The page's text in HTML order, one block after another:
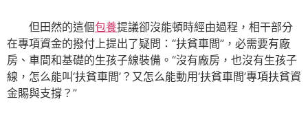
但田然的這個包養提議卻沒能頓時經由過程，相干部分
在專項資金的撥付上提出了疑問：“扶貧車間”，必需要有廠
房、車間和基礎的生孩子線裝備。“沒有廠房，也沒有生孩子
線，怎么能叫‘扶貧車間’？又怎么能動用‘扶貧車間’專項扶貧資
金賜與支撐？”